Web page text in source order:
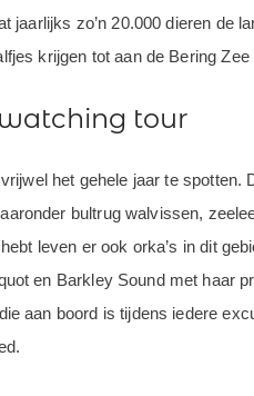
jaarlijks zo’n 20.000 dieren de
krijgen tot aan de Bering
tour
het gehele jaar te spotten.
bultrug walvissen,
leven er ook orka’s in dit
en Barkley Sound met haar
aan boord is tijdens iedere